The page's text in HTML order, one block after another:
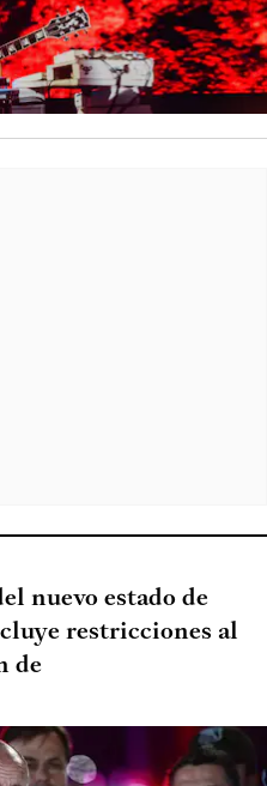
nuevo estado de
restricciones al
de